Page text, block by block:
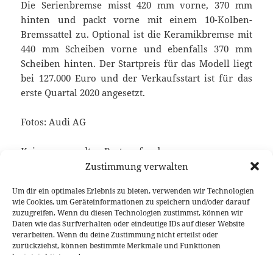
Zustimmung verwalten
Um dir ein optimales Erlebnis zu bieten, verwenden wir Technologien
wie Cookies, um Geräteinformationen zu speichern und/oder darauf
zuzugreifen. Wenn du diesen Technologien zustimmst, können wir
Daten wie das Surfverhalten oder eindeutige IDs auf dieser Website
verarbeiten. Wenn du deine Zustimmung nicht erteilst oder
zurückziehst, können bestimmte Merkmale und Funktionen
Die Serienbremse misst 420 mm vorne, 370 mm
hinten und packt vorne mit einem 10-Kolben-
Bremssattel zu. Optional ist die Keramikbremse mit
440 mm Scheiben vorne und ebenfalls 370 mm
Scheiben hinten. Der Startpreis für das Modell liegt
bei 127.000 Euro und der Verkaufsstart ist für das
erste Quartal 2020 angesetzt.
Fotos: Audi AG
Keine verwandten Posts gefunden.
Veröffentlicht
am
20. November 2019 Autor
Fabian Meßner Kategorien
News Schlagwörter
Audi,
SUV-Coupé
Beitragsnavigation